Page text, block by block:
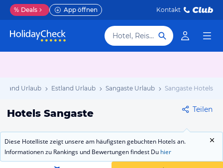
% Deals App öffnen Kontakt
Hotel, Reiseziel
Urlaub Estland Urlaub Sangaste Urlaub Sangaste Hotels
Hotels Sangaste Teilen
Diese Hotelliste zeigt unsere am häufigsten gebuchten Hotels an.
Informationen zu Rankings und Bewertungen findest Du hier